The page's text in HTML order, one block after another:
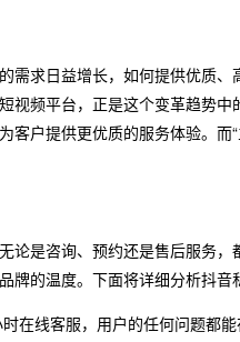
求日益增长，如何提供优质
频平台，正是这个变革趋势
户提供更优质的服务体验。而
论是咨询、预约还是售后服务
的温度。下面将详细分析抖音
在线客服，用户的任何问题都